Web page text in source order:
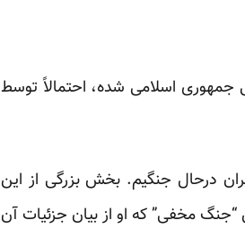
اسلامی شده، احتمالاً توسط
درحال جنگیم. بخش بزرگی از این
مخفی” که او از بیان جزئیات آن